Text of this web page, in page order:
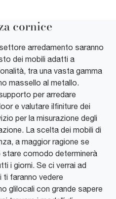
cornice
arredamento saranno
dei mobili adatti a
tra una vasta gamma
massello al metallo.
per arredare
e valutare ilfiniture dei
per la misurazione degli
La scelta dei mobili di
a maggior ragione se
stare comodo determinerà
i giorni. Se ci verrai ad
ti faranno vedere
glilocali con grande sapere